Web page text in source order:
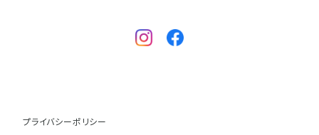
プライバシーポリシー